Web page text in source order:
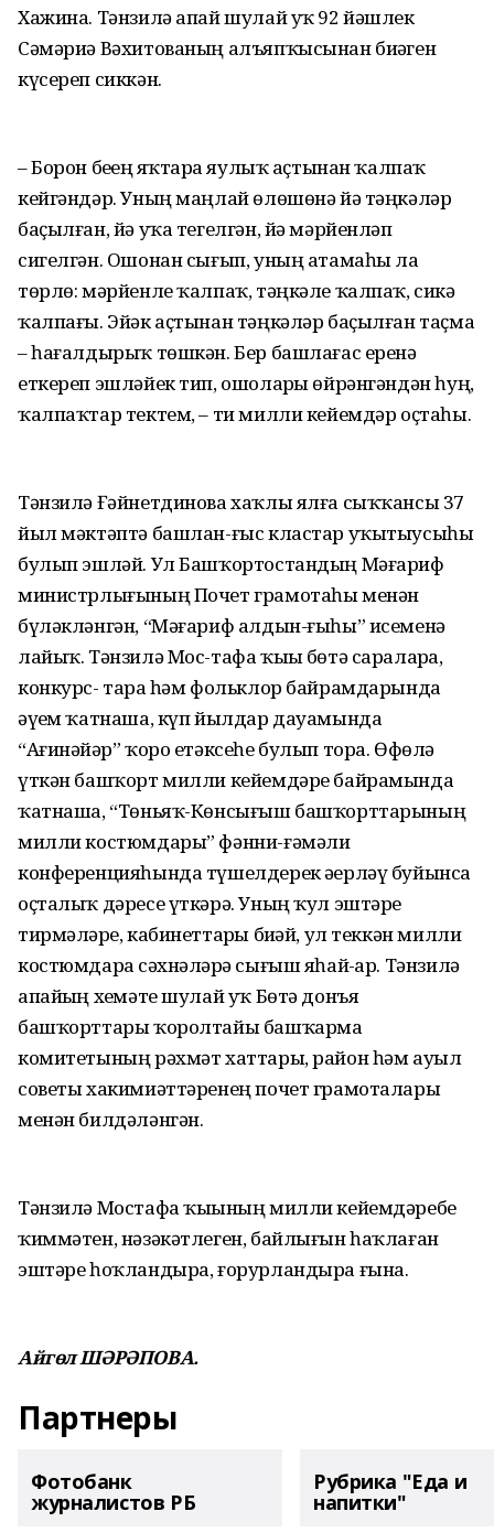
Хажина. Тәнзилә апай шулай уҡ 92 йәшлек
Сәмәриә Вәхитованың алъяпҡысынан биҙәген
күсереп сиккән.
– Борон беҙҙең яҡтарҙа яулыҡ аҫтынан ҡалпаҡ
кейгәндәр. Уның маңлай өлөшөнә йә тәңкәләр
баҫылған, йә уҡа тегелгән, йә мәрйенләп
сигелгән. Ошонан сығып, уның атамаһы ла
төрлө: мәрйенле ҡалпаҡ, тәңкәле ҡалпаҡ, сикә
ҡалпағы. Эйәк аҫтынан тәңкәләр баҫылған таҫма
– һағалдырыҡ төшкән. Бер башлағас еренә
еткереп эшләйек тип, ошоларҙы өйрәнгәндән һуң,
ҡалпаҡтар тектем, – ти милли кейемдәр оҫтаһы.
Тәнзилә Ғәйнетдинова хаҡлы ялға сыҡҡансы 37
йыл мәктәптә башлан-ғыс кластар уҡытыусыһы
булып эшләй. Ул Башҡортостандың Мәғариф
министрлығының Почет грамотаһы менән
бүләкләнгән, “Мәғариф алдын-ғыһы” исеменә
лайыҡ. Тәнзилә Мос-тафа ҡыҙы бөтә сараларҙа,
конкурс- тарҙа һәм фольклор байрамдарында
әүҙем ҡатнаша, күп йылдар дауамында
“Ағинәйҙәр” ҡоро етәксеһе булып тора. Өфөлә
үткән башҡорт милли кейемдәре байрамында
ҡатнаша, “Төньяҡ-Көнсығыш башҡорттарының
милли костюмдары” фәнни-ғәмәли
конференцияһында түшелдерек әҙерләү буйынса
оҫталыҡ дәресе үткәрә. Уның ҡул эштәре
тирмәләрҙе, кабинеттарҙы биҙәй, ул теккән милли
костюмдарҙа сәхнәләрҙә сығыш яһай-ҙар. Тәнзилә
апайҙың хеҙмәте шулай уҡ Бөтә донъя
башҡорттары ҡоролтайы башҡарма
комитетының рәхмәт хаттары, район һәм ауыл
советы хакимиәттәренең почет грамоталары
менән билдәләнгән.
Тәнзилә Мостафа ҡыҙының милли кейемдәребеҙ
ҡиммәтен, нәзәкәтлеген, байлығын һаҡлаған
эштәре һоҡландыра, ғорурландыра ғына.
Айгөл ШӘРӘПОВА.
Партнеры
Фотобанк
журналистов РБ
Рубрика "Еда и
напитки"